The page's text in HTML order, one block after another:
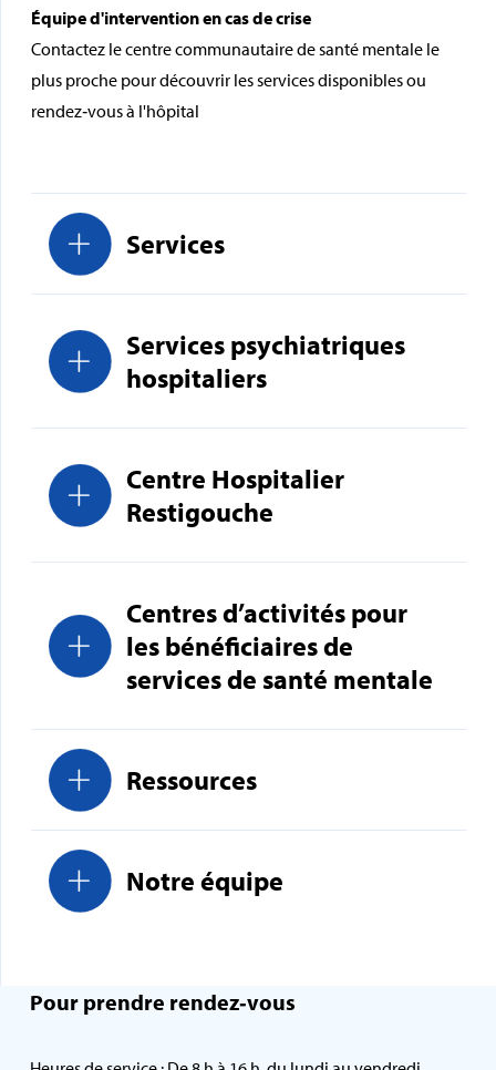
Pour prendre rendez‑vous
Équipe d'intervention en cas de crise
Contactez le centre communautaire de santé mentale le
plus proche pour découvrir les services disponibles ou
rendez‑vous à l'hôpital
Services
Services psychiatriques
hospitaliers
Centre Hospitalier
Restigouche
Centres d’activités pour
les bénéficiaires de
services de santé mentale
Ressources
Notre équipe